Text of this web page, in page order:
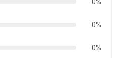
0%
0%